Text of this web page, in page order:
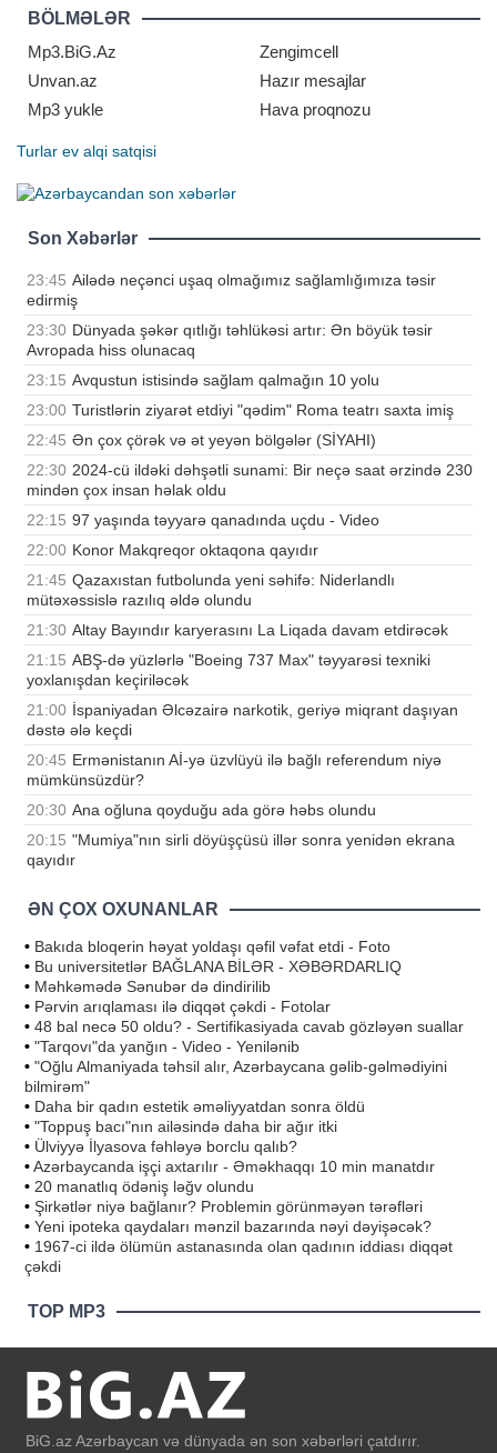
lotereyalar arasında ən böyük uduş
"Super Keno" oyununda qazanılıb
BÖLMƏLƏR
Mp3.BiG.Az
Zengimcell
Unvan.az
Hazır mesajlar
Mp3 yukle
Hava proqnozu
Turlar ev alqi satqisi
Son Xəbərlər
23:45 Ailədə neçənci uşaq olmağımız sağlamlığımıza təsir
edirmiş
23:30 Dünyada şəkər qıtlığı təhlükəsi artır: Ən böyük təsir
Avropada hiss olunacaq
23:15 Avqustun istisində sağlam qalmağın 10 yolu
23:00 Turistlərin ziyarət etdiyi "qədim" Roma teatrı saxta imiş
22:45 Ən çox çörək və ət yeyən bölgələr (SİYAHI)
22:30 2024-cü ildəki dəhşətli sunami: Bir neçə saat ərzində 230
mindən çox insan həlak oldu
22:15 97 yaşında təyyarə qanadında uçdu - Video
22:00 Konor Makqreqor oktaqona qayıdır
21:45 Qazaxıstan futbolunda yeni səhifə: Niderlandlı
mütəxəssislə razılıq əldə olundu
21:30 Altay Bayındır karyerasını La Liqada davam etdirəcək
21:15 ABŞ-də yüzlərlə "Boeing 737 Max" təyyarəsi texniki
yoxlanışdan keçiriləcək
21:00 İspaniyadan Əlcəzairə narkotik, geriyə miqrant daşıyan
dəstə ələ keçdi
20:45 Ermənistanın Aİ-yə üzvlüyü ilə bağlı referendum niyə
mümkünsüzdür?
20:30 Ana oğluna qoyduğu ada görə həbs olundu
20:15 "Mumiya"nın sirli döyüşçüsü illər sonra yenidən ekrana
qayıdır
ƏN ÇOX OXUNANLAR
• Bakıda bloqerin həyat yoldaşı qəfil vəfat etdi - Foto
• Bu universitetlər BAĞLANA BİLƏR - XƏBƏRDARLIQ
• Məhkəmədə Sənubər də dindirilib
• Pərvin arıqlaması ilə diqqət çəkdi - Fotolar
• 48 bal necə 50 oldu? - Sertifikasiyada cavab gözləyən suallar
• "Tarqovı"da yanğın - Video - Yenilənib
• "Oğlu Almaniyada təhsil alır, Azərbaycana gəlib-gəlmədiyini
bilmirəm"
• Daha bir qadın estetik əməliyyatdan sonra öldü
• "Toppuş bacı"nın ailəsində daha bir ağır itki
• Ülviyyə İlyasova fəhləyə borclu qalıb?
•Azərbaycanda işçi axtarılır - Əməkhaqqı 10 min manatdır
• 20 manatlıq ödəniş ləğv olundu
• Şirkətlər niyə bağlanır? Problemin görünməyən tərəfləri
• Yeni ipoteka qaydaları mənzil bazarında nəyi dəyişəcək?
• 1967-ci ildə ölümün astanasında olan qadının iddiası diqqət
çəkdi
TOP MP3
BiG.az Azərbaycan və dünyada ən son xəbərləri çatdırır.